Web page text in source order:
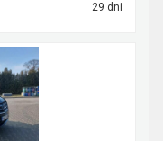
29 dni